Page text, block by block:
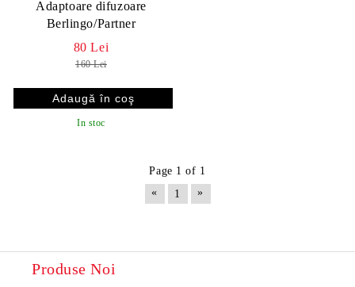
Adaptoare difuzoare
Berlingo/Partner
80 Lei
160 Lei
In stoc
Page 1 of 1
«
1 »
Produse Noi